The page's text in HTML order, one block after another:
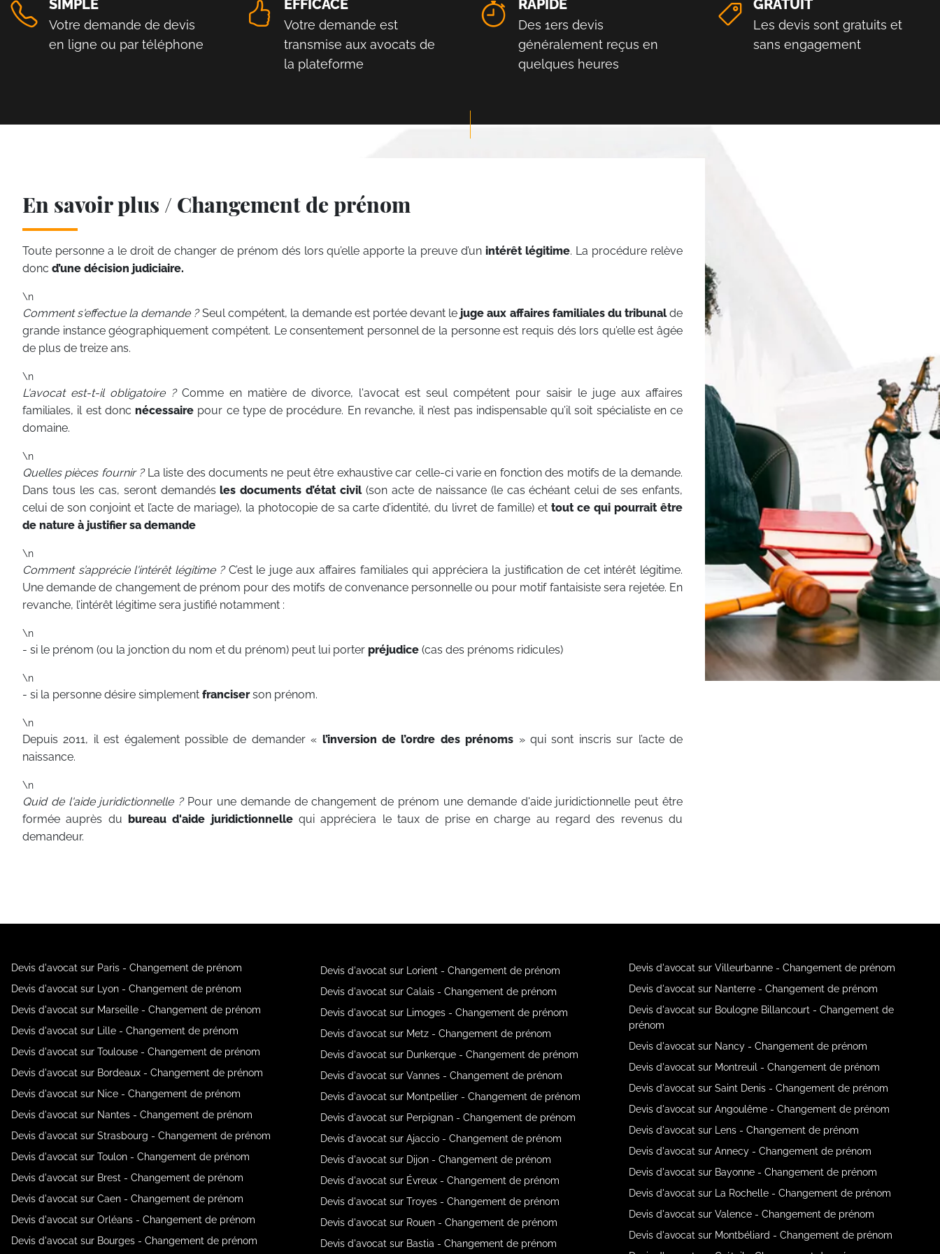
SIMPLE
Votre demande de devis
en ligne ou par téléphone
EFFICACE
Votre demande est
transmise aux avocats de
la plateforme
RAPIDE
Des 1ers devis
généralement reçus en
quelques heures
GRATUIT
Les devis sont gratuits et
sans engagement
En savoir plus / Changement de prénom
Toute personne a le droit de changer de prénom dés lors qu’elle apporte la preuve d’un intérêt légitime. La procédure relève
donc d’une décision judiciaire.
\n
Comment s'effectue la demande ?Seul compétent, la demande est portée devant le juge aux affaires familiales du tribunalde
grande instance géographiquement compétent. Le consentement personnel de la personne est requis dés lors qu’elle est âgée
de plus de treize ans.
\n
L'avocat est-t-il obligatoire ?Comme en matière de divorce, l'avocat est seul compétent pour saisir le juge aux affaires
familiales, il est donc nécessaire pour ce type de procédure. En revanche, il n’est pas indispensable qu’il soit spécialiste en ce
domaine.
\n
Quelles pièces fournir ? La liste des documents ne peut être exhaustive car celle-ci varie en fonction des motifs de la demande.
Dans tous les cas, seront demandésles documents d’état civil(son acte de naissance (le cas échéant celui de ses enfants,
celui de son conjoint et l’acte de mariage), la photocopie de sa carte d’identité, du livret de famille) ettout ce qui pourrait être
de nature à justifier sa demande
\n
Comment s’apprécie l'intérêt légitime ?C’est le juge aux affaires familiales qui appréciera la justification de cet intérêt légitime.
Une demande de changement de prénom pour des motifs de convenance personnelle ou pour motif fantaisiste sera rejetée. En
revanche, l’intérêt légitime sera justifié notamment :
\n
- si le prénom (ou la jonction du nom et du prénom) peut lui porter préjudice (cas des prénoms ridicules)
\n
- si la personne désire simplement franciserson prénom.
\n
Depuis 2011, il est également possible de demander « l’inversion de l’ordre des prénoms » qui sont inscris sur l’acte de
naissance.
\n
Quid de l'aide juridictionnelle ?Pour une demande de changement de prénom une demande d'aide juridictionnelle peut être
formée auprès du bureau d'aide juridictionnellequi appréciera le taux de prise en charge au regard des revenus du
demandeur.
Devis d'avocat sur Paris - Changement de prénom
Devis d'avocat sur Lyon - Changement de prénom
Devis d'avocat sur Marseille - Changement de prénom
Devis d'avocat sur Lille - Changement de prénom
Devis d'avocat sur Toulouse - Changement de prénom
Devis d'avocat sur Bordeaux - Changement de prénom
Devis d'avocat sur Nice - Changement de prénom
Devis d'avocat sur Nantes - Changement de prénom
Devis d'avocat sur Strasbourg - Changement de prénom
Devis d'avocat sur Toulon - Changement de prénom
Devis d'avocat sur Brest - Changement de prénom
Devis d'avocat sur Caen - Changement de prénom
Devis d'avocat sur Orléans - Changement de prénom
Devis d'avocat sur Bourges - Changement de prénom
Devis d'avocat sur Lorient - Changement de prénom
Devis d'avocat sur Calais - Changement de prénom
Devis d'avocat sur Limoges - Changement de prénom
Devis d'avocat sur Metz - Changement de prénom
Devis d'avocat sur Dunkerque - Changement de prénom
Devis d'avocat sur Vannes - Changement de prénom
Devis d'avocat sur Montpellier - Changement de prénom
Devis d'avocat sur Perpignan - Changement de prénom
Devis d'avocat sur Ajaccio - Changement de prénom
Devis d'avocat sur Dijon - Changement de prénom
Devis d'avocat sur Évreux - Changement de prénom
Devis d'avocat sur Troyes - Changement de prénom
Devis d'avocat sur Rouen - Changement de prénom
Devis d'avocat sur Bastia - Changement de prénom
Devis d'avocat sur Villeurbanne - Changement de prénom
Devis d'avocat sur Nanterre - Changement de prénom
Devis d'avocat sur Boulogne Billancourt - Changement de
prénom
Devis d'avocat sur Nancy - Changement de prénom
Devis d'avocat sur Montreuil - Changement de prénom
Devis d'avocat sur Saint Denis - Changement de prénom
Devis d'avocat sur Angoulême - Changement de prénom
Devis d'avocat sur Lens - Changement de prénom
Devis d'avocat sur Annecy - Changement de prénom
Devis d'avocat sur Bayonne - Changement de prénom
Devis d'avocat sur La Rochelle - Changement de prénom
Devis d'avocat sur Valence - Changement de prénom
Devis d'avocat sur Montbéliard - Changement de prénom